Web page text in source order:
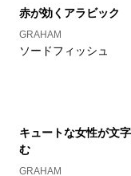
赤が効くアラビック
GRAHAM
ソードフィッシュ
キュートな女性が文
む
GRAHAM